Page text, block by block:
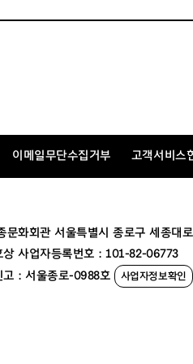
이메일무단수집거부 고객서비스
문화회관 서울특별시 종로구 세종대
상 사업자등록번호 : 101-82-06773
고 : 서울종로-0988호
사업자정보확인